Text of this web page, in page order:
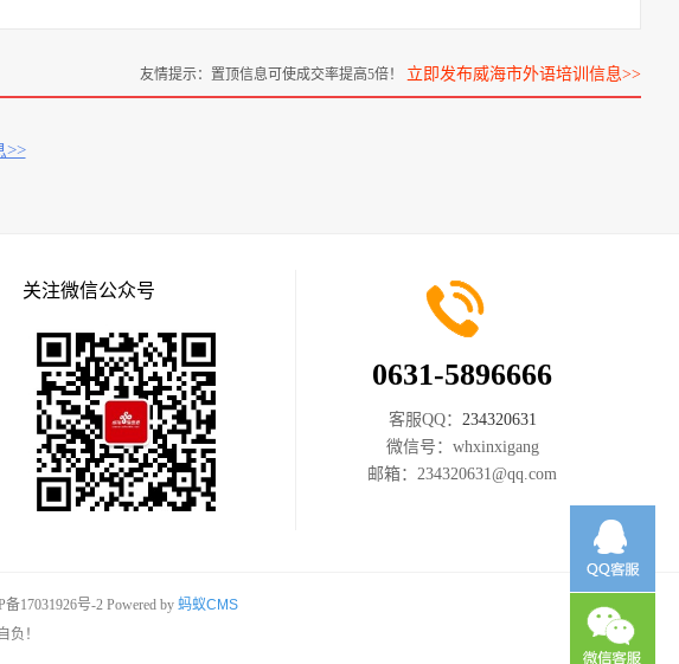
友情提示：置顶信息可使成交率提高5倍！ 立即发布威海市外语培训信息>>
>>
关注微信公众号
0631-5896666
客服QQ： 234320631
微信号： whxinxigang
邮箱： 234320631@qq.com
备17031926号-2Powered by 蚂蚁CMS
负！